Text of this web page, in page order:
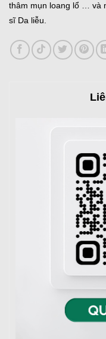
thâm mụn loang lổ … và
sĩ Da liễu.